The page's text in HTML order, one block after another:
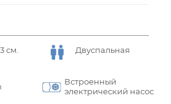
см. Двуспальная
Встроенный
электрический насос